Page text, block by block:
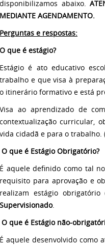
disponibilizamos abaixo.
MEDIANTE AGENDAMENTO.
Perguntas e respostas:
O que é estágio?
Estágio é ato educativo
trabalho e que visa à
o itinerário formativo e está
Visa ao aprendizado de
contextualização curricular,
vida cidadã e para o trabalho.
O que é Estágio Obrigatório?
É aquele definido como tal
requisito para aprovação e
realizam estágio
Supervisionado.
O que é Estágio não-
É aquele desenvolvido como